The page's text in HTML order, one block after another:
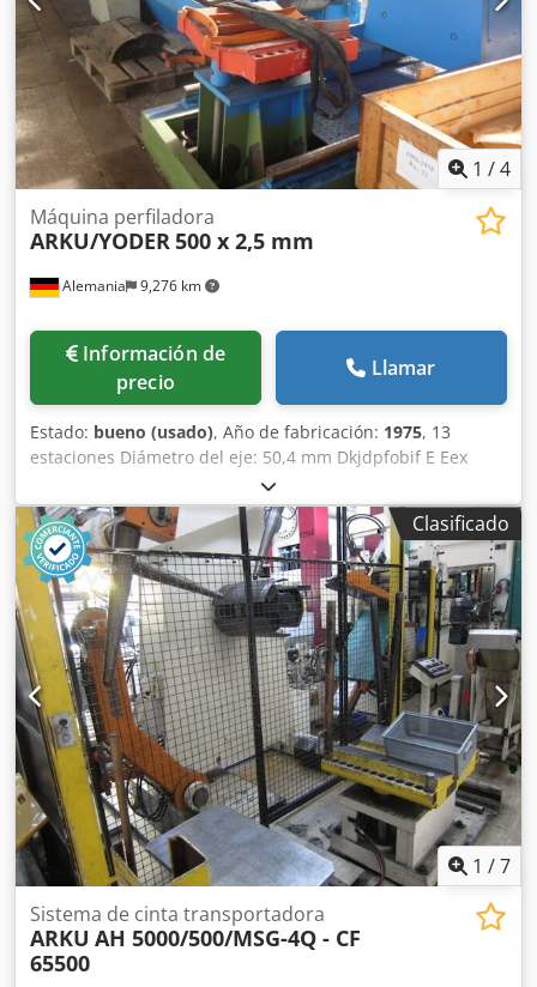
1 /4
Alemania 9,276 km
Máquina perfiladora
ARKU/YODER500 x 2,5 mm
Información de
precio
Llamar
Estado: bueno (usado), Año de fabricación: 1975, 13
estaciones Diámetro del eje: 50,4 mm Dkjdpfobif E Eex
Algjr Ancho de la banda: 500 mm Grosor de la banda: 1,5
mm
Clasificado
1 /7
Sistema de cinta transportadora
ARKU AH 5000/500/MSG-4Q - CF
65500